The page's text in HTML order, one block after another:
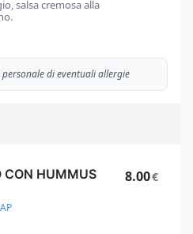
salsa cremosa alla
di eventuali allergie
CON HUMMUS 8.00€